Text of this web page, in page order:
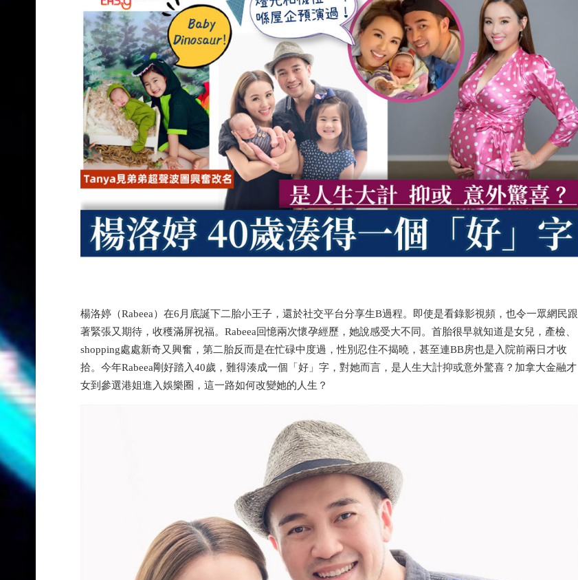
楊洛婷（Rabeea）在6月底誕下二胎小王子，還於社交平台分享生B過程。即使是看錄影視頻，也令一眾網民跟
著緊張又期待，收穫滿屏祝福。Rabeea回憶兩次懷孕經歷，她說感受大不同。首胎很早就知道是女兒，產檢、
shopping處處新奇又興奮，第二胎反而是在忙碌中度過，性別忍住不揭曉，甚至連BB房也是入院前兩日才收
拾。今年Rabeea剛好踏入40歲，難得湊成一個「好」字，對她而言，是人生大計抑或意外驚喜？加拿大金融才
女到參選港姐進入娛樂圈，這一路如何改變她的人生？